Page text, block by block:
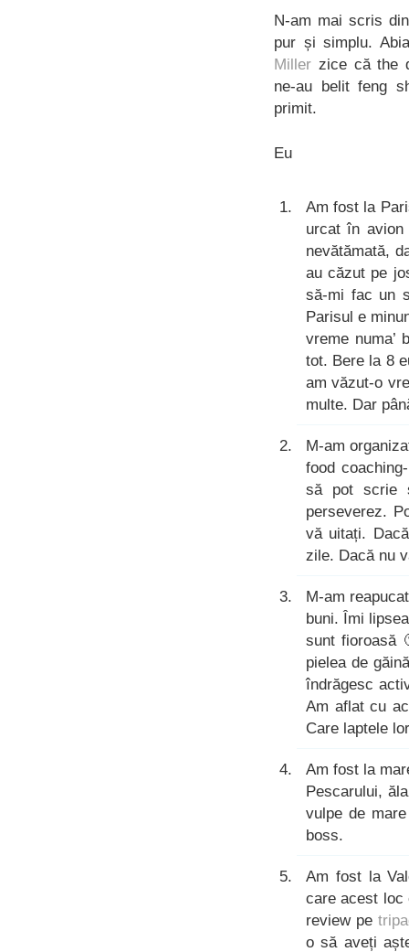
N-am mai scris
pur și simplu.
Miller zice că the
ne-au belit feng
primit.
Eu
Am fost la
urcat în
nevătămată,
au căzut pe
să-mi fac un
Parisul e
vreme numa’
tot. Bere la 8
am văzut-o
multe. Dar
M-am
food
să pot scrie
perseverez.
vă uitați.
zile. Dacă nu
M-am
buni. Îmi
sunt fioroasă
pielea de
îndrăgesc
Am aflat cu
Care laptele
Am fost la
Pescarului,
vulpe de
boss.
Am fost la
care acest loc
review pe
o să aveți